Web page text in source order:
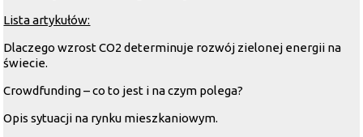
Lista artykułów:
Dlaczego wzrost CO2 determinuje rozwój zielonej energii na
świecie.
Crowdfunding – co to jest i na czym polega?
Opis sytuacji na rynku mieszkaniowym.